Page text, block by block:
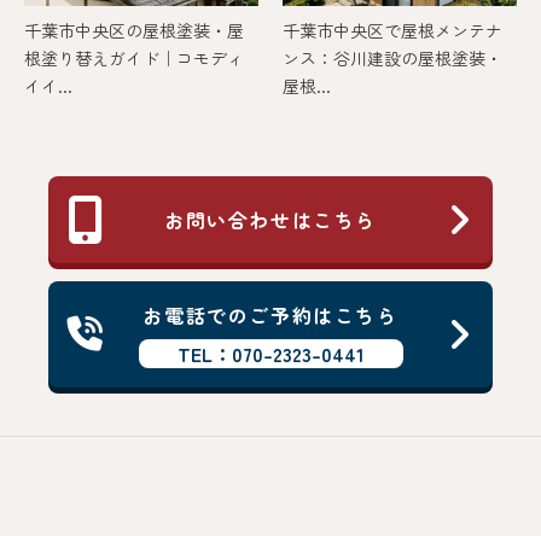
千葉市中央区の屋根塗装・屋
根塗り替えガイド｜コモディ
イイ...
千葉市中央区で屋根メンテナ
ンス：谷川建設の屋根塗装・
屋根...
お問い合わせはこちら
お電話でのご予約はこちら
TEL：070-2323-0441